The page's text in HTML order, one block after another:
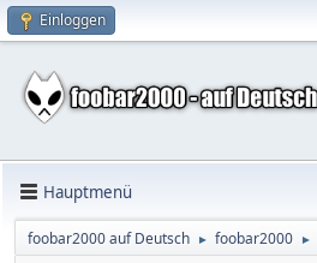
Einloggen
Hauptmenü
foobar2000 auf Deutsch ► foobar2000 ►